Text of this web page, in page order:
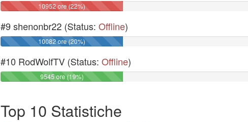
10952 ore (22%)
#9 shenonbr22 (Status: Offline)
10082 ore (20%)
#10 RodWolfTV (Status: Offline)
9545 ore (19%)
Top 10 Statistiche